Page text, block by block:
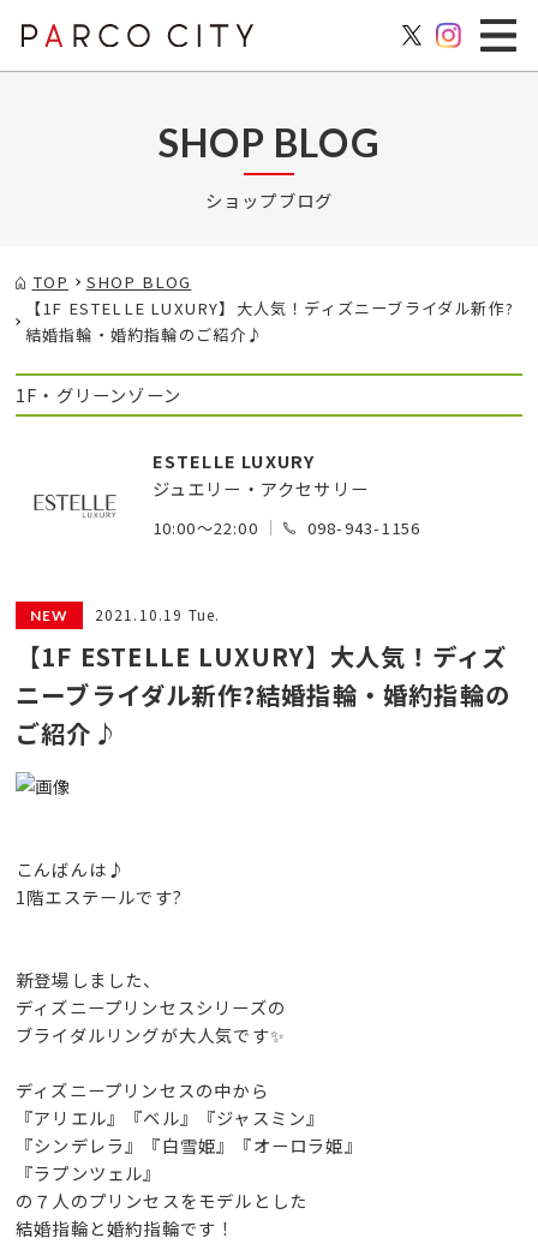
SHOP BLOG
ショップブログ
TOP
SHOP BLOG
【1F ESTELLE LUXURY】大人気！ディズニーブライダル新作?
結婚指輪・婚約指輪のご紹介♪
1F・グリーンゾーン
ESTELLE LUXURY
ジュエリー・アクセサリー
10:00～22:00 098-943-1156
2021.10.19 Tue.
【1F ESTELLE LUXURY】大人気！ディズ
ニーブライダル新作?結婚指輪・婚約指輪の
ご紹介♪
こんばんは♪
1階エステールです?
新登場しました、
ディズニープリンセスシリーズの
ブライダルリングが大人気です✨
ディズニープリンセスの中から
『アリエル』『ベル』『ジャスミン』
『シンデレラ』『白雪姫』『オーロラ姫』
『ラプンツェル』
の７人のプリンセスをモデルとした
結婚指輪と婚約指輪です！